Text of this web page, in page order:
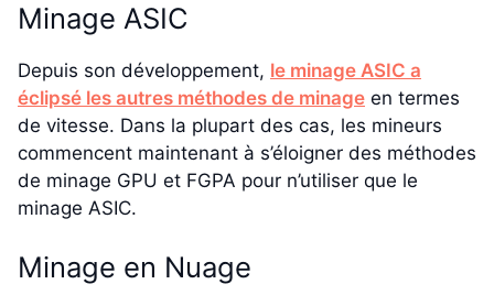
Minage ASIC
Depuis son développement, le minage ASIC a
éclipsé les autres méthodes de minage en termes
de vitesse. Dans la plupart des cas, les mineurs
commencent maintenant à s’éloigner des méthodes
de minage GPU et FGPA pour n’utiliser que le
minage ASIC.
Minage en Nuage